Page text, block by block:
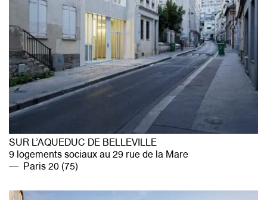
SUR L’AQUEDUC DE BELLEVILLE
9 logements sociaux au 29 rue de la Mare
Paris 20 (75)